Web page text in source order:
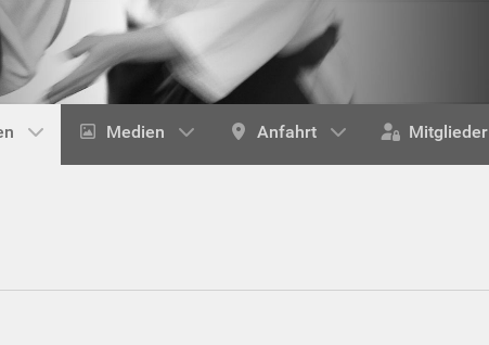
Medien Anfahrt Mitglieder